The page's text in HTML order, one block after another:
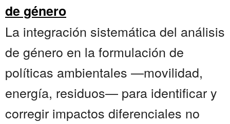
de género
La integración sistemática del análisis
de género en la formulación de
políticas ambientales —movilidad,
energía, residuos— para identificar y
corregir impactos diferenciales no